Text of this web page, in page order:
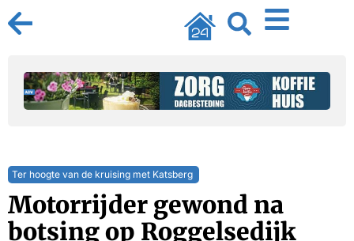
Ter hoogte van de kruising met Katsberg
Motorrijder gewond na
botsing op Roggelsedijk